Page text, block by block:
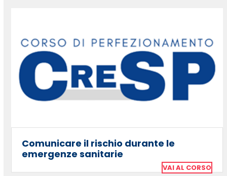
left
and
right
arrow
keys
navigation
buttons
Comunicare il rischio durante le
emergenze sanitarie
VAI AL CORSO